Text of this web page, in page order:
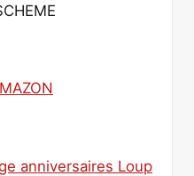
anniversaires Loup